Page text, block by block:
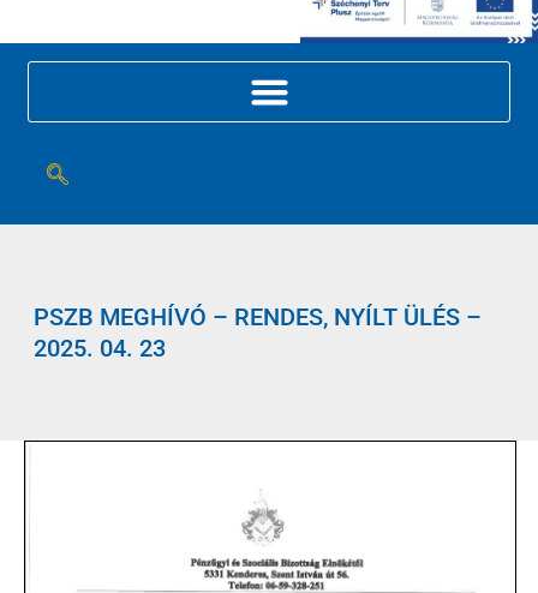
PSZB MEGHÍVÓ – RENDES, NYÍLT ÜLÉS –
2025. 04. 23